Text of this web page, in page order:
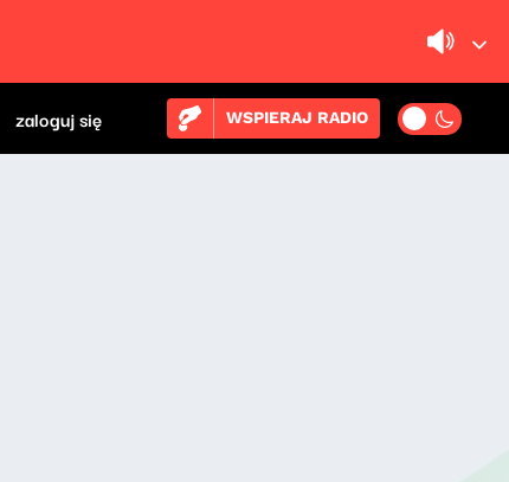
zaloguj się WSPIERAJ RADIO